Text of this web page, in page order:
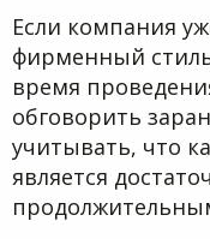
Если компания
фирменный
время
обговорить
учитывать, что
является